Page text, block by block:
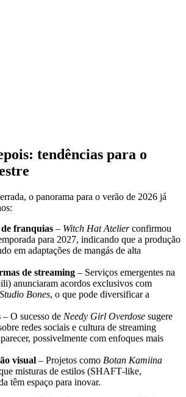
tendências para o
o panorama para o verão de 2026 já
franquias – Witch Hat Atelierconfirmou
para 2027, indicando que a produção
em adaptações de mangás de alta
de streaming – Serviços emergentes na
anunciaram acordos exclusivos com
Studio Bones, o que pode diversificar a
– O sucesso de Needy Girl Overdose sugere
redes sociais e cultura de streaming
possivelmente com enfoques mais
visual – Projetos como Botan Kamiina
misturas de estilos (SHAFT‑like,
têm espaço para inovar.